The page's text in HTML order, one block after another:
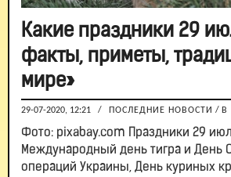
Какие праздники 29
факты, приметы,
мире»
29-07-2020, 12:21 / ПОСЛЕДНИЕ НОВОСТИ / В
Фото: pixabay.com Праздники 29
Международный день тигра и День
операций Украины, День куриных